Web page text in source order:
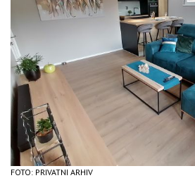
FOTO: PRIVATNI ARHIV